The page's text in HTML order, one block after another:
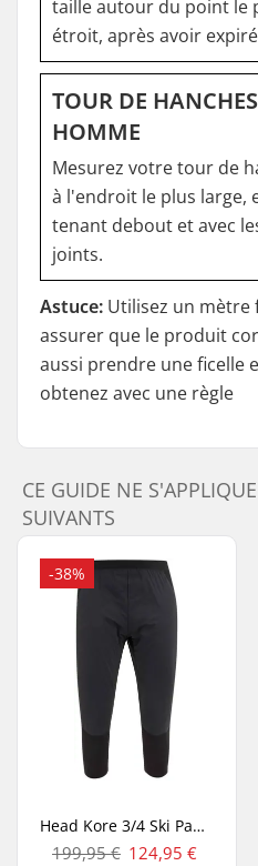
taille autour du point le
étroit, après avoir
TOUR DE HANCHES
HOMME
Mesurez votre tour de
à l'endroit le plus large,
tenant debout et avec
joints.
Astuce: Utilisez un mètre
assurer que le produit
aussi prendre une ficelle
obtenez avec une règle
CE GUIDE NE
SUIVANTS
-38%
Head Kore 3/4 Ski Pantalon
199,95 € 124,95 €